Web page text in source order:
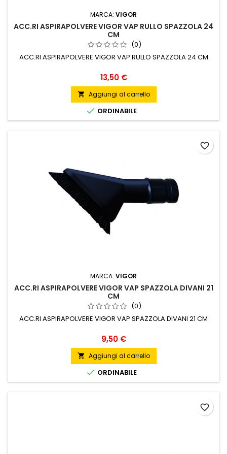
MARCA: VIGOR
ACC.RI ASPIRAPOLVERE VIGOR VAP RULLO SPAZZOLA 24
CM
(0)
ACC.RI ASPIRAPOLVERE VIGOR VAP RULLO SPAZZOLA 24 CM
Prezzo
13,50 €
 Aggiungi al carrello
 ORDINABILE
MARCA: VIGOR
ACC.RI ASPIRAPOLVERE VIGOR VAP SPAZZOLA DIVANI 21
CM
(0)
ACC.RI ASPIRAPOLVERE VIGOR VAP SPAZZOLA DIVANI 21 CM
Prezzo
9,50 €
 Aggiungi al carrello
 ORDINABILE
favorite_border
favorite_border